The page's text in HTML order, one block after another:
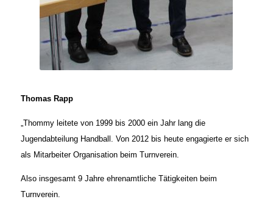
Thomas Rapp
„Thommy leitete von 1999 bis 2000 ein Jahr lang die
Jugendabteilung Handball. Von 2012 bis heute engagierte er sich
als Mitarbeiter Organisation beim Turnverein.
Also insgesamt 9 Jahre ehrenamtliche Tätigkeiten beim
Turnverein.